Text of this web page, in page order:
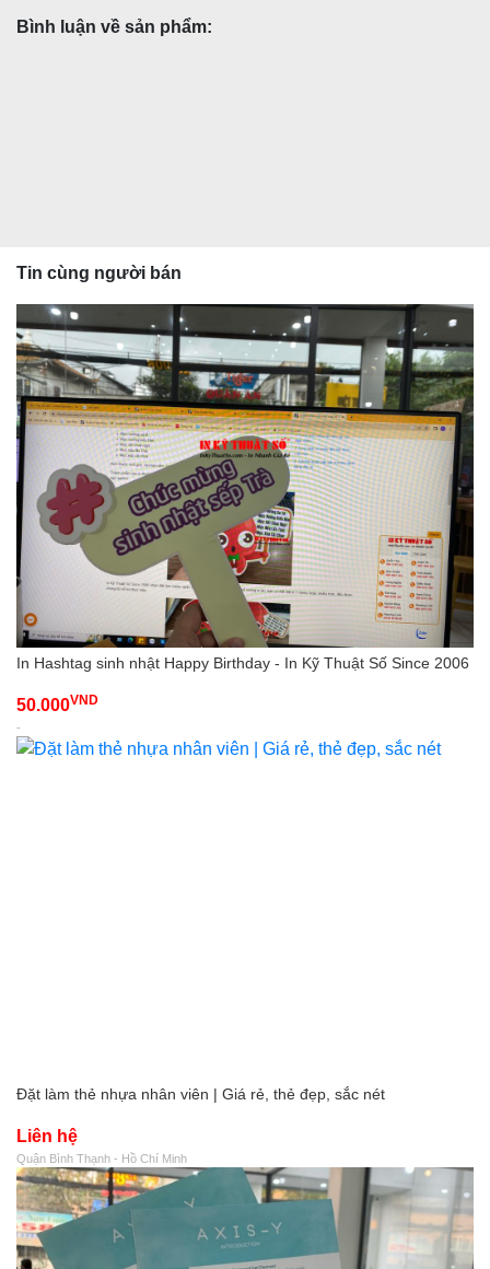
Bình luận về sản phẩm:
Tin cùng người bán
In Hashtag sinh nhật Happy Birthday - In Kỹ Thuật Số Since 2006
50.000VND
-
Đặt làm thẻ nhựa nhân viên | Giá rẻ, thẻ đẹp, sắc nét
Liên hệ
Quận Bình Thạnh - Hồ Chí Minh